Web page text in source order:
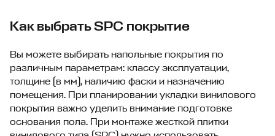
Как выбрать SPC покрытие
Вы можете выбирать напольные покрытия по
различным параметрам: классу эксплуатации,
толщине (в мм), наличию фаски и назначению
помещения. При планировании укладки винилового
покрытия важно уделить внимание подготовке
основания пола. При монтаже жесткой плитки